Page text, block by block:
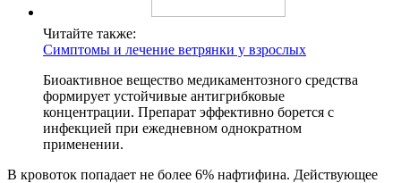
Читайте также:
Симптомы и лечение ветрянки у взрослых
Биоактивное вещество медикаментозного средства
формирует устойчивые антигрибковые
концентрации. Препарат эффективно борется с
инфекцией при ежедневном однократном
применении.
В кровоток попадает не более 6% нафтифина. Действующее